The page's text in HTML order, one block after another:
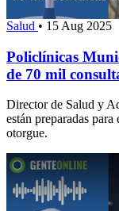
Salud • 15 Aug 2025
Policlínicas
de 70 mil
Director de Salud y
están preparadas
otorgue.